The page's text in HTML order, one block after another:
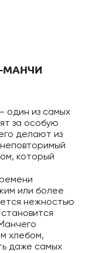
МАНЧИ
один из самых
за особую
делают из
который
или более
нежностью
хлебом,
даже самых